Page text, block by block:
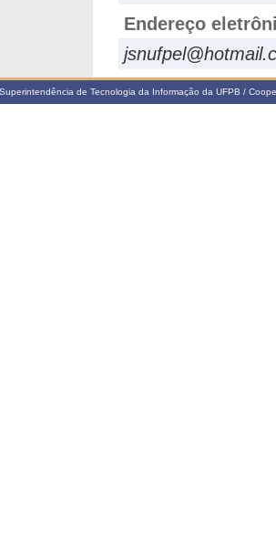
Endereço
de Tecnologia da Informação da UFPB /